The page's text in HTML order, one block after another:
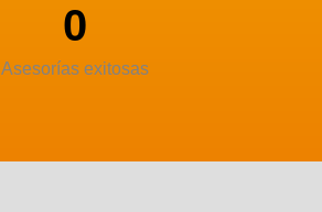
Asesorías exitosas
0